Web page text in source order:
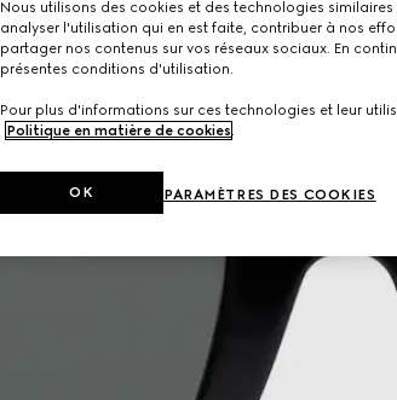
Nous utilisons des cookies et des technologies
analyser l'utilisation qui en est faite, contribuer à nos
partager nos contenus sur vos réseaux sociaux. En
présentes conditions d'utilisation.
Pour plus d'informations sur ces technologies et leur
Politique en matière de cookies
PARAMÈTRES DES COOKIES
OK